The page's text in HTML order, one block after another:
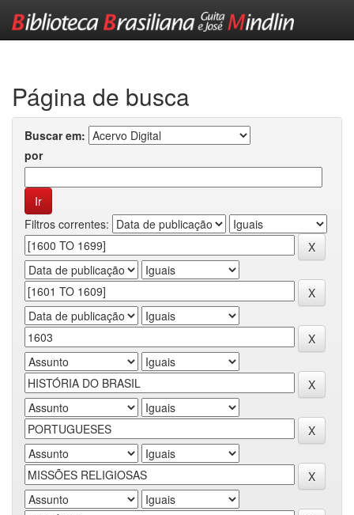
Página de busca
Buscar em:
por
Filtros correntes: